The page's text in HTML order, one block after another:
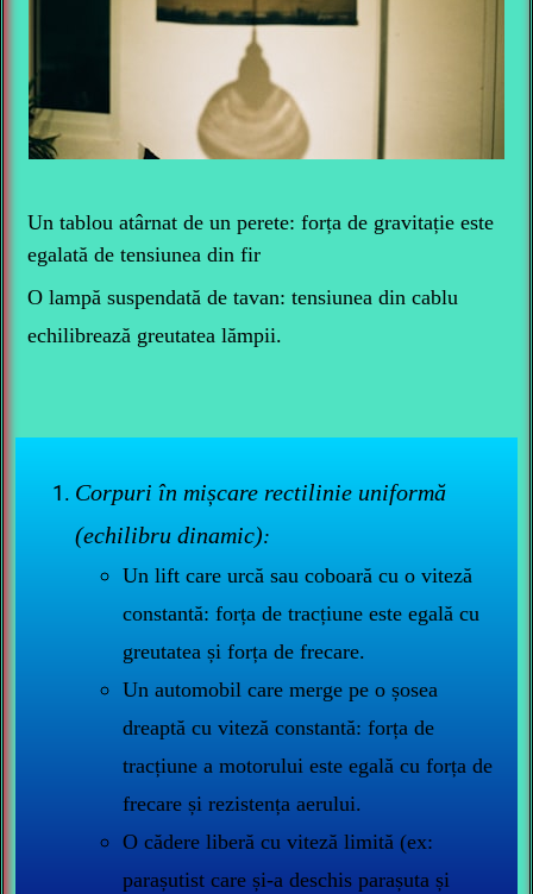
Un tablou atârnat de un perete: forța de gravitație este
egalată de tensiunea din fir
O lampă suspendată de tavan: tensiunea din cablu
echilibrează greutatea lămpii.
Corpuri în mișcare rectilinie uniformă
(echilibru dinamic):
Un lift care urcă sau coboară cu o viteză
constantă: forța de tracțiune este egală cu
greutatea și forța de frecare.
Un automobil care merge pe o șosea
dreaptă cu viteză constantă: forța de
tracțiune a motorului este egală cu forța de
frecare și rezistența aerului.
O cădere liberă cu viteză limită (ex:
parașutist care și-a deschis parașuta și